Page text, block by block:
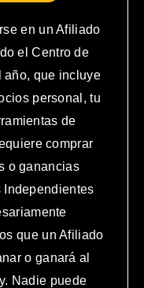
en un Afiliado
el Centro de
año, que incluye
personal, tu
de
comprar
o ganancias
Independientes
que un Afiliado
o ganará al
Nadie puede